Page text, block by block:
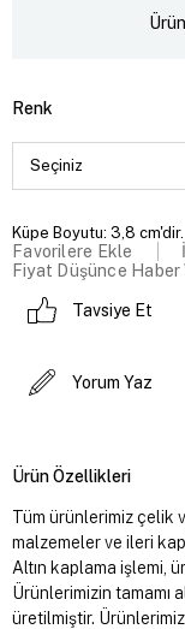
Renk
Küpe Boyutu: 3,8 cm'dir.
Favorilere Ekle
Fiyat Düşünce Haber
Tavsiye Et
Yorum Yaz
Ürün Özellikleri
Tüm ürünlerimiz çelik
malzemeler ve ileri
Altın kaplama işlemi,
Ürünlerimizin tamamı
üretilmiştir. Ürünlerimiz